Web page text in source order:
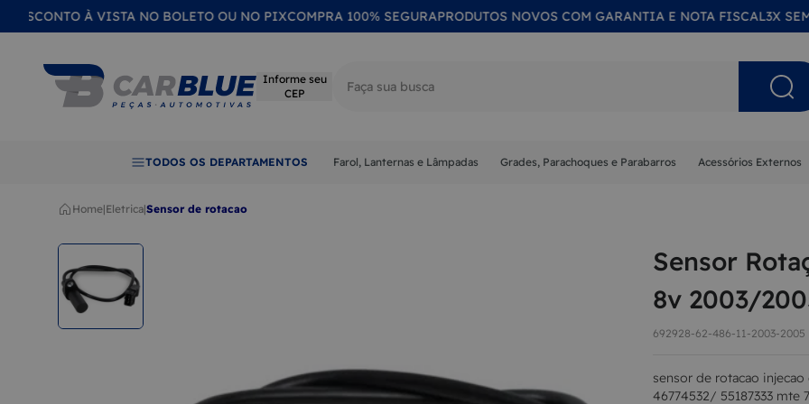
À VISTA NO BOLETO OU NO PIXCOMPRA 100% SEGURAPRODUTOS NOVOS COM GARANTIA E NOTA FISCAL3X SEM
Informe seu
CEP
TODOS OS DEPARTAMENTOS Farol, Lanternas e Lâmpadas Grades, Parachoques e Parabarros Acessórios Externos
Home| eletrica| sensor de rotacao
Sensor
8v 2003/
692928-62-486-11-2003-2005
sensor de rotacao
46774532/ 55187333